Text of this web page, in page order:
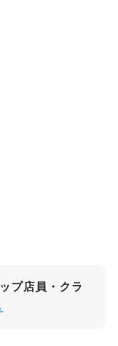
プ店員・クラ